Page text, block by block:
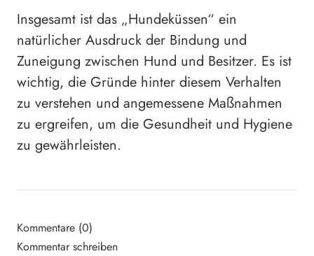
Insgesamt ist das „Hundeküssen“ ein
natürlicher Ausdruck der Bindung und
Zuneigung zwischen Hund und Besitzer. Es ist
wichtig, die Gründe hinter diesem Verhalten
zu verstehen und angemessene Maßnahmen
zu ergreifen, um die Gesundheit und Hygiene
zu gewährleisten.
Kommentare (0)
Kommentar schreiben